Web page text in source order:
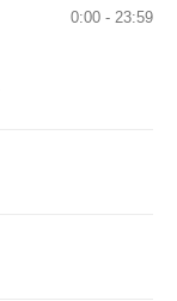
0:00 - 23:59